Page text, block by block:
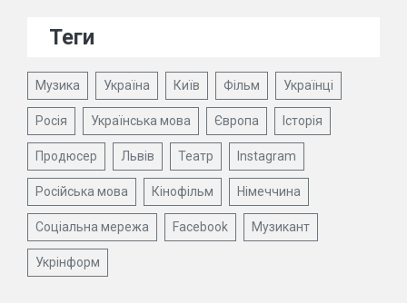
Теги
Музика Україна Київ Фільм Українці
Росія Українська мова Європа Історія
Продюсер Львів Театр Instagram
Російська мова Кінофільм Німеччина
Соціальна мережа Facebook Музикант
Укрінформ